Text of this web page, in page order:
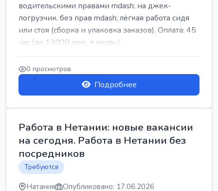
водительскими правами mdash; на джек-
погрузчик. без прав mdash; лёгкая работа сидя
или стоя (сборка и упаковка заказов). Оплата: 45
час (до 13000 шек. в месяц) ...
0 просмотров
Подробнее
Работа в Нетании: новые вакансии
на сегодня. Работа в Нетании без
посредников
Требуются
Натания Опубликовано: 17.06.2026